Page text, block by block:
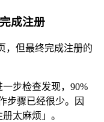
成注册
，但最终完成注册的
步检查发现，90%
步骤已经很少。因
太麻烦」。